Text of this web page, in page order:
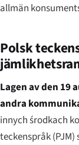
allmän
Polsk
Lagen av den 19
andra
innych środkach
teckenspråk